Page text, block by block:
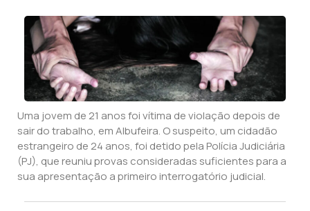
Uma jovem de 21 anos foi vítima de violação depois de
sair do trabalho, em Albufeira. O suspeito, um cidadão
estrangeiro de 24 anos, foi detido pela Polícia Judiciária
(PJ), que reuniu provas consideradas suficientes para a
sua apresentação a primeiro interrogatório judicial.